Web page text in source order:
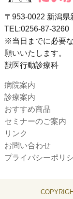
〒953-0022 新潟
TEL:0256-87-3260
※当日までに必要
願いいたします。
獣医行動診療科
病院案内
診療案内
おすすめ商品
セミナーのご案内
リンク
お問い合わせ
プライバシーポリ